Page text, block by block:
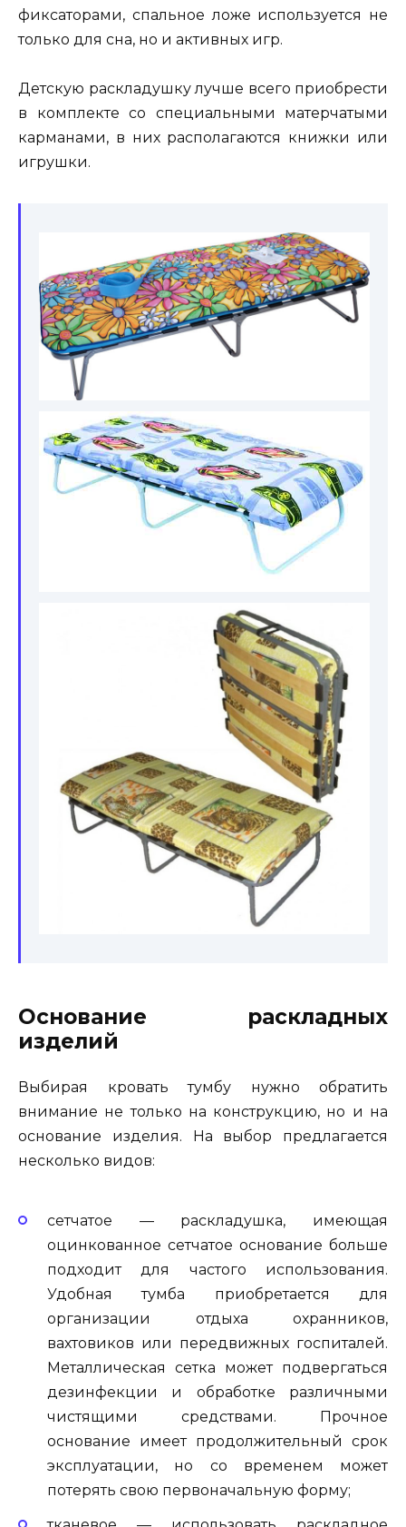
фиксаторами, спальное ложе используется не
только для сна, но и активных игр.
Детскую раскладушку лучше всего приобрести
в комплекте со специальными матерчатыми
карманами, в них располагаются книжки или
игрушки.
Основание раскладных
изделий
Выбирая кровать тумбу нужно обратить
внимание не только на конструкцию, но и на
основание изделия. На выбор предлагается
несколько видов:
сетчатое — раскладушка, имеющая
оцинкованное сетчатое основание больше
подходит для частого использования.
Удобная тумба приобретается для
организации отдыха охранников,
вахтовиков или передвижных госпиталей.
Металлическая сетка может подвергаться
дезинфекции и обработке различными
чистящими средствами. Прочное
основание имеет продолжительный срок
эксплуатации, но со временем может
потерять свою первоначальную форму;